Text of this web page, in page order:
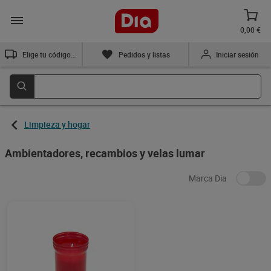
0,00 €
Pedidos y listas Iniciar sesión
Limpieza y hogar
Ambientadores, recambios y velas lumar
Marca Dia